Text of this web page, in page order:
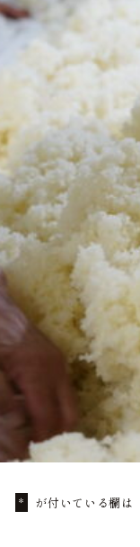
*
が付いている欄は